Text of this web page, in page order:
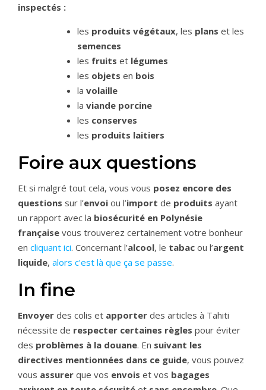
inspectés :
les produits végétaux, les plans et les
semences
les fruits et légumes
les objets en bois
la volaille
la viande porcine
les conserves
les produits laitiers
Foire aux questions
Et si malgré tout cela, vous vous posez encore des
questions sur l’envoi ou l’import de produits ayant
un rapport avec la biosécurité en Polynésie
française vous trouverez certainement votre bonheur
en cliquant ici. Concernant l’alcool, le tabac ou l’argent
liquide, alors c’est là que ça se passe.
In fine
Envoyer des colis et apporter des articles à Tahiti
nécessite de respecter certaines règles pour éviter
des problèmes à la douane. En suivant les
directives mentionnées dans ce guide, vous pouvez
vous assurer que vos envois et vos bagages